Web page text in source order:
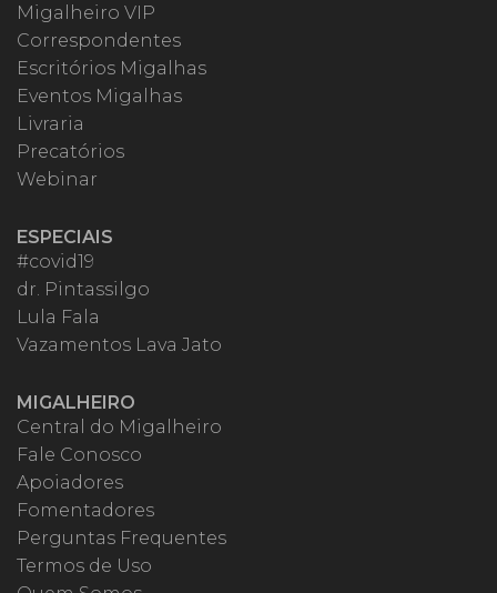
Migalheiro VIP
Correspondentes
Escritórios Migalhas
Eventos Migalhas
Livraria
Precatórios
Webinar
ESPECIAIS
#covid19
dr. Pintassilgo
Lula Fala
Vazamentos Lava Jato
MIGALHEIRO
Central do Migalheiro
Fale Conosco
Apoiadores
Fomentadores
Perguntas Frequentes
Termos de Uso